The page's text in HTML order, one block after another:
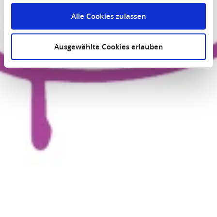
Alle Cookies zulassen
Ausgewählte Cookies erlauben